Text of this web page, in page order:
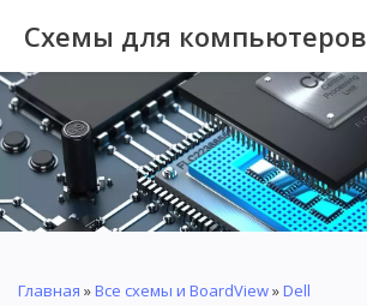
Схемы для компьютеров
Главная »Все схемы и BoardView»Dell